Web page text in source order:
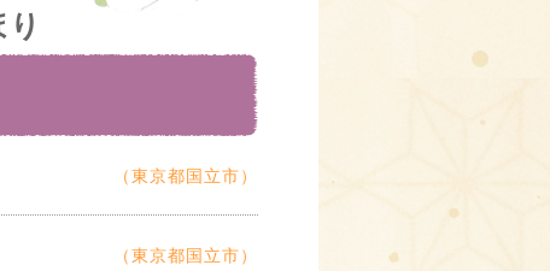
（東京都国立市）
（東京都国立市）